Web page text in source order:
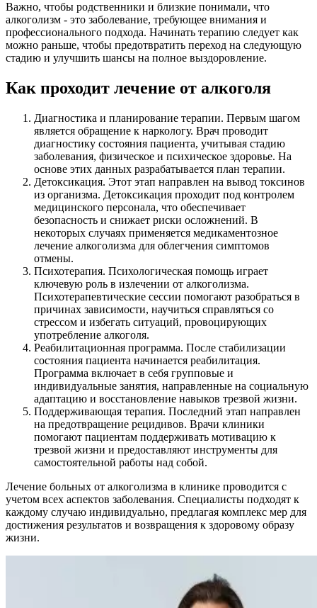
Важно, чтобы родственники и близкие понимали, что
алкоголизм - это заболевание, требующее внимания и
профессионального подхода. Начинать терапию следует как
можно раньше, чтобы предотвратить переход на следующую
стадию и улучшить шансы на полное выздоровление.
Как проходит лечение от алкоголя
Диагностика и планирование терапии. Первым шагом
является обращение к наркологу. Врач проводит
диагностику состояния пациента, учитывая стадию
заболевания, физическое и психическое здоровье. На
основе этих данных разрабатывается план терапии.
Детоксикация. Этот этап направлен на вывод токсинов
из организма. Детоксикация проходит под контролем
медицинского персонала, что обеспечивает
безопасность и снижает риски осложнений. В
некоторых случаях применяется медикаментозное
лечение алкоголизма для облегчения симптомов
отмены.
Психотерапия. Психологическая помощь играет
ключевую роль в излечении от алкоголизма.
Психотерапевтические сессии помогают разобраться в
причинах зависимости, научиться справляться со
стрессом и избегать ситуаций, провоцирующих
употребление алкоголя.
Реабилитационная программа. После стабилизации
состояния пациента начинается реабилитация.
Программа включает в себя групповые и
индивидуальные занятия, направленные на социальную
адаптацию и восстановление навыков трезвой жизни.
Поддерживающая терапия. Последний этап направлен
на предотвращение рецидивов. Врачи клиники
помогают пациентам поддерживать мотивацию к
трезвой жизни и предоставляют инструменты для
самостоятельной работы над собой.
Лечение больных от алкоголизма в клинике проводится с
учетом всех аспектов заболевания. Специалисты подходят к
каждому случаю индивидуально, предлагая комплекс мер для
достижения результатов и возвращения к здоровому образу
жизни.